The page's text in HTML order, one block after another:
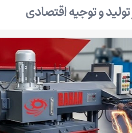
و توجیه اقتصادی